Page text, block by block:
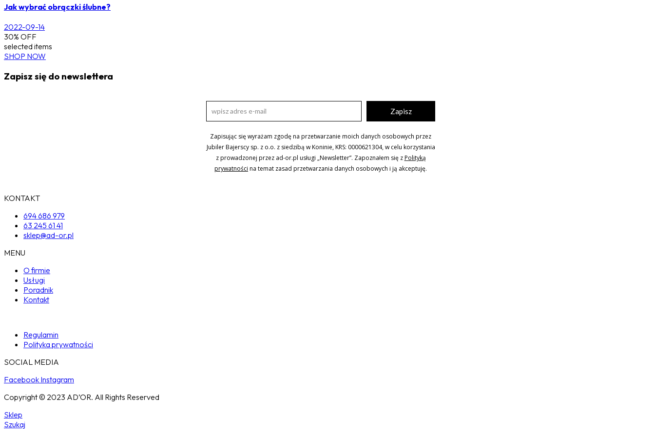
Jak wybrać obrączki ślubne?
2022-09-14
30% OFF
selected items
SHOP NOW
Zapisz się do newslettera
Zapisz
Zapisując się wyrażam zgodę na przetwarzanie moich danych osobowych przez
Jubiler Bajerscy sp. z o.o. z siedzibą w Koninie, KRS: 0000621304, w celu korzystania
z prowadzonej przez ad-or.pl usługi „Newsletter”. Zapoznałem się zPolityką
prywatności na temat zasad przetwarzania danych osobowych i ją akceptuję.
KONTAKT
694 686 979
63 245 61 41
sklep@ad-or.pl
MENU
O firmie
Usługi
Poradnik
Kontakt
Regulamin
Polityka prywatności
SOCIAL MEDIA
Facebook Instagram
Copyright © 2023 AD’OR. All Rights Reserved
Sklep
Szukaj